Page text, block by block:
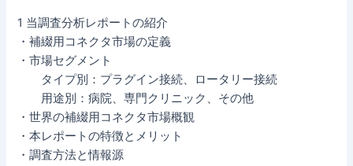
1 当調査分析レポートの紹介
・補綴用コネクタ市場の定義
・市場セグメント
タイプ別：プラグイン接続、ロータリー接続
用途別：病院、専門クリニック、その他
・世界の補綴用コネクタ市場概観
・本レポートの特徴とメリット
・調査方法と情報源